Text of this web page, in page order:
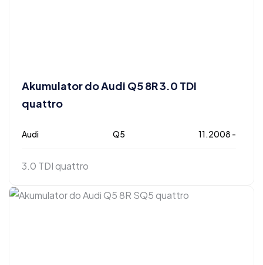
Akumulator do Audi Q5 8R 3.0 TDI
quattro
Audi Q5 11.2008 -
3.0 TDI quattro